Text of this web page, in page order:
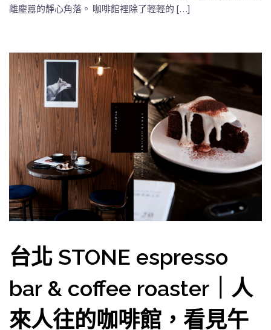
離塵囂的靜心角落。 咖啡館裡除了輕輕的 […]
台北 STONE espresso
bar & coffee roaster｜人
來人往的咖啡館，看見午